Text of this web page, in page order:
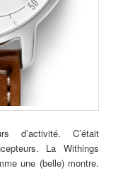
d’activité. C’était
La Withings
une (belle) montre.